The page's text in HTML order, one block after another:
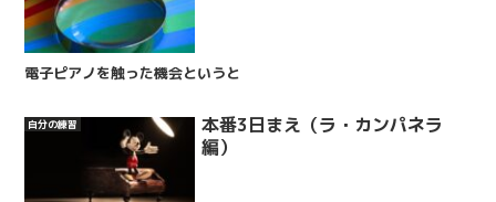
電子ピアノを触った機会というと
自分の練習
本番3日まえ（ラ・カンパネラ
編）